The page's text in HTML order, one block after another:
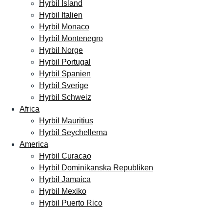
Hyrbil Island
Hyrbil Italien
Hyrbil Monaco
Hyrbil Montenegro
Hyrbil Norge
Hyrbil Portugal
Hyrbil Spanien
Hyrbil Sverige
Hyrbil Schweiz
Africa
Hyrbil Mauritius
Hyrbil Seychellerna
America
Hyrbil Curacao
Hyrbil Dominikanska Republiken
Hyrbil Jamaica
Hyrbil Mexiko
Hyrbil Puerto Rico